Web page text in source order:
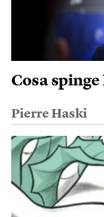
Cosa spinge
Pierre Haski